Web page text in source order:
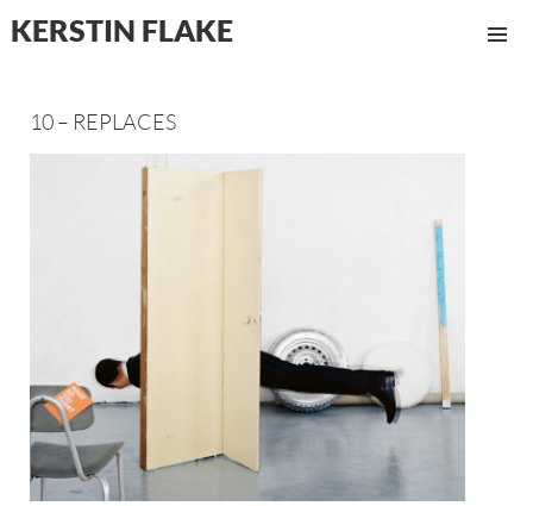
KERSTIN FLAKE
10 – REPLACES